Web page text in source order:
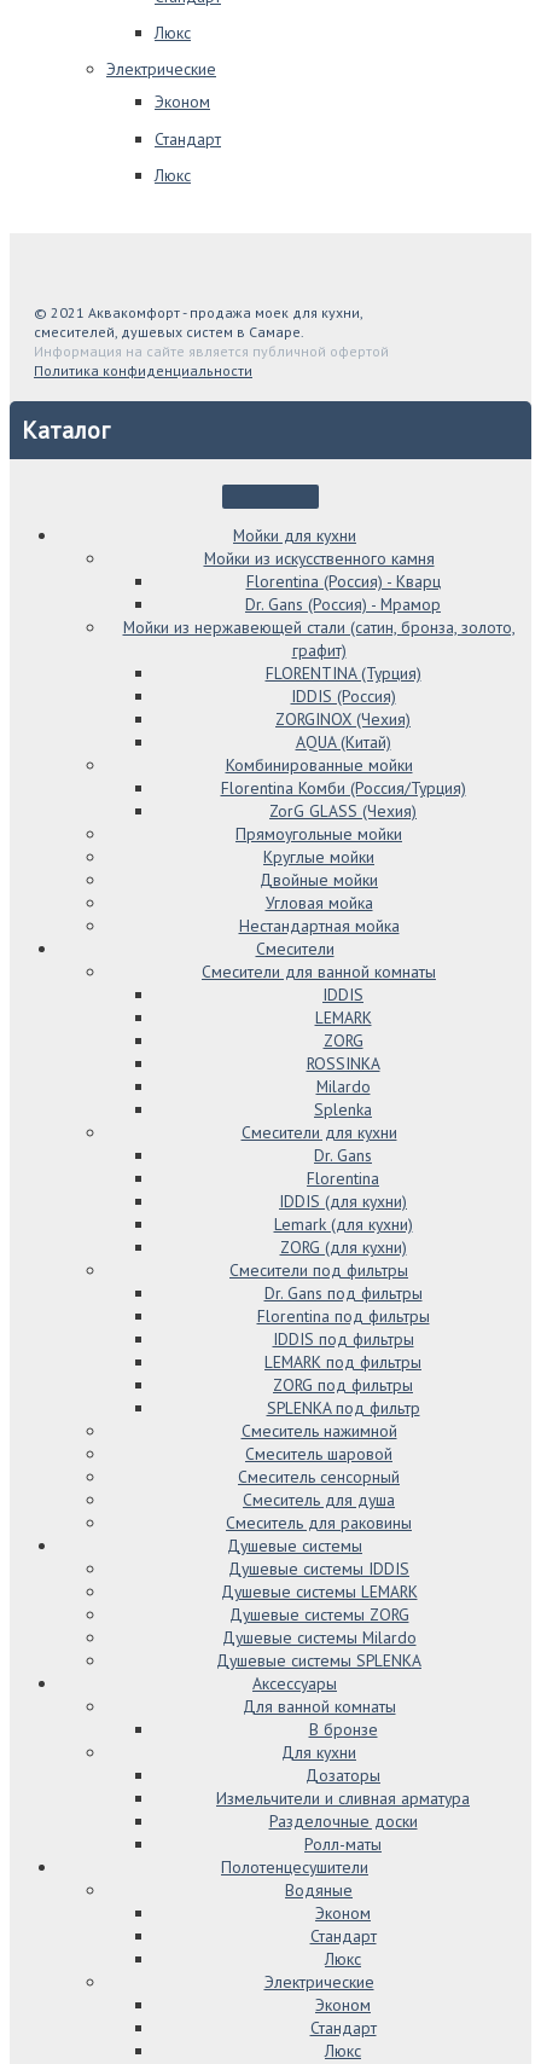
Люкс
Электрические
Эконом
Стандарт
Люкс
© 2021 Аквакомфорт - продажа моек для кухни,
смесителей, душевых систем в Самаре.
Информация на сайте является публичной офертой
Политика конфиденциальности
Каталог
Мойки для кухни
Мойки из искусственного камня
Florentina (Россия) - Кварц
Dr. Gans (Россия) - Мрамор
Мойки из нержавеющей стали (сатин, бронза, золото,
графит)
FLORENTINA (Турция)
IDDIS (Россия)
ZORGINOX (Чехия)
AQUA (Китай)
Комбинированные мойки
Florentina Комби (Россия/Турция)
ZorG GLASS (Чехия)
Прямоугольные мойки
Круглые мойки
Двойные мойки
Угловая мойка
Нестандартная мойка
Смесители
Смесители для ванной комнаты
IDDIS
LEMARK
ZORG
ROSSINKA
Milardo
Splenka
Смесители для кухни
Dr. Gans
Florentina
IDDIS (для кухни)
Lemark (для кухни)
ZORG (для кухни)
Смесители под фильтры
Dr. Gans под фильтры
Florentina под фильтры
IDDIS под фильтры
LEMARK под фильтры
ZORG под фильтры
SPLENKA под фильтр
Смеситель нажимной
Смеситель шаровой
Смеситель сенсорный
Смеситель для душа
Смеситель для раковины
Душевые системы
Душевые системы IDDIS
Душевые системы LEMARK
Душевые системы ZORG
Душевые системы Milardo
Душевые системы SPLENKA
Аксессуары
Для ванной комнаты
В бронзе
Для кухни
Дозаторы
Измельчители и сливная арматура
Разделочные доски
Ролл-маты
Полотенцесушители
Водяные
Эконом
Стандарт
Люкс
Электрические
Эконом
Стандарт
Люкс